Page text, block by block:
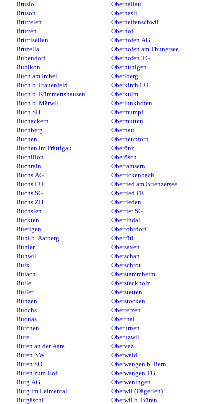
Brusio
Bruson
Brüttelen
Brütten
Brüttisellen
Bruzella
Bubendorf
Bubikon
Buch am Irchel
Buch b. Frauenfeld
Buch b. Kümmertshausen
Buch b. Märwil
Buch SH
Buchackern
Buchberg
Buchen
Buchen im Prättigau
Buchillon
Buchrain
Buchs AG
Buchs LU
Buchs SG
Buchs ZH
Büchslen
Buckten
Büetigen
Bühl b. Aarberg
Bühler
Buhwil
Buix
Bülach
Bulle
Bullet
Bünzen
Buochs
Buonas
Bürchen
Bure
Büren an der Aare
Büren NW
Büren SO
Büren zum Hof
Burg AG
Burg im Leimental
Burgäschi
Oberhallau
Oberhasli
Oberhelfenschwil
Oberhof
Oberhofen AG
Oberhofen am Thunersee
Oberhofen TG
Oberhünigen
Oberiberg
Oberkirch LU
Oberkulm
Oberlunkhofen
Obermumpf
Obermutten
Obernau
Oberneunforn
Oberönz
Oberösch
Oberramsern
Oberrickenbach
Oberried am Brienzersee
Oberried FR
Oberrieden
Oberriet SG
Oberrindal
Oberrohrdorf
Oberrüti
Obersaxen
Oberschan
Oberschrot
Oberstammheim
Obersteckholz
Oberstetten
Oberstocken
Oberterzen
Oberthal
Oberurnen
Oberuzwil
Obervaz
Oberwald
Oberwangen b. Bern
Oberwangen TG
Oberweningen
Oberwil (Dägerlen)
Oberwil b. Büren